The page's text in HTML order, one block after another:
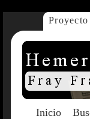
Proyecto
Inicio